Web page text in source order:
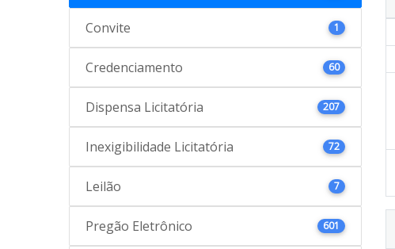
Convite 1
Credenciamento 60
Dispensa Licitatória 207
Inexigibilidade Licitatória 72
Leilão 7
Pregão Eletrônico 601